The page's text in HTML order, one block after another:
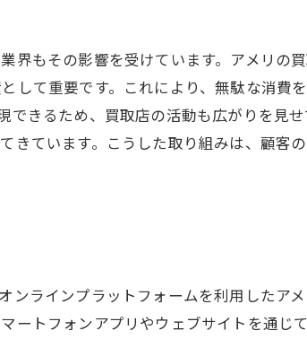
もその影響を受けています。アメリの
て重要です。これにより、無駄な消費
きるため、買取店の活動も広がりを見
きています。こうした取り組みは、顧客
ラインプラットフォームを利用したア
ートフォンアプリやウェブサイトを通じ